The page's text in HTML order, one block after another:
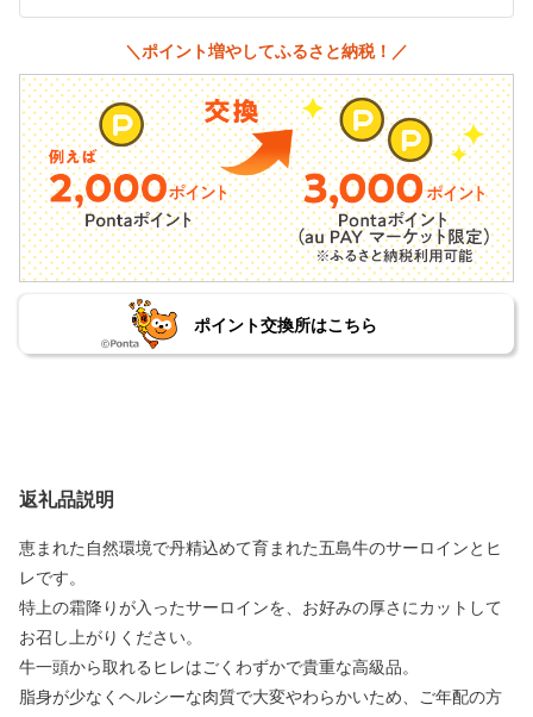
＼ポイント増やしてふるさと納税！／
ポイント交換所はこちら
返礼品説明
恵まれた自然環境で丹精込めて育まれた五島牛のサーロインとヒ
レです。
特上の霜降りが入ったサーロインを、お好みの厚さにカットして
お召し上がりください。
牛一頭から取れるヒレはごくわずかで貴重な高級品。
脂身が少なくヘルシーな肉質で大変やわらかいため、ご年配の方